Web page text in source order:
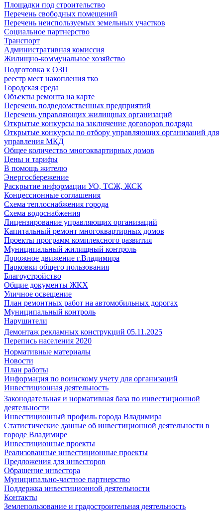
Площадки под строительство
Перечень свободных помещений
Перечень неиспользуемых земельных участков
Социальное партнерство
Транспорт
Административная комиссия
Жилищно-коммунальное хозяйство
Подготовка к ОЗП
реестр мест накопления тко
Городская среда
Объекты ремонта на карте
Перечень подведомственных предприятий
Перечень управляющих жилищных организаций
Открытые конкурсы на заключение договоров подряда
Открытые конкурсы по отбору управляющих организаций для
управления МКД
Общее количество многоквартирных домов
Цены и тарифы
В помощь жителю
Энергосбережение
Раскрытие информации УО, ТСЖ, ЖСК
Концессионные соглашения
Схема теплоснабжения города
Схема водоснабжения
Лицензирование управляющих организаций
Капитальный ремонт многоквартирных домов
Проекты программ комплексного развития
Муниципальный жилищный контроль
Дорожное движение г.Владимира
Парковки общего пользования
Благоустройство
Общие документы ЖКХ
Уличное освещение
План ремонтных работ на автомобильных дорогах
Муниципальный контроль
Нарушители
Демонтаж рекламных конструкций 05.11.2025
Перепись населения 2020
Нормативные материалы
Новости
План работы
Информация по воинскому учету для организаций
Инвестиционная деятельность
Законодательная и нормативная база по инвестиционной
деятельности
Инвестиционный профиль города Владимира
Статистические данные об инвестиционной деятельности в
городе Владимире
Инвестиционные проекты
Реализованные инвестиционные проекты
Предложения для инвесторов
Обращение инвестора
Муниципально-частное партнерство
Поддержка инвестиционной деятельности
Контакты
Землепользование и градостроительная деятельность